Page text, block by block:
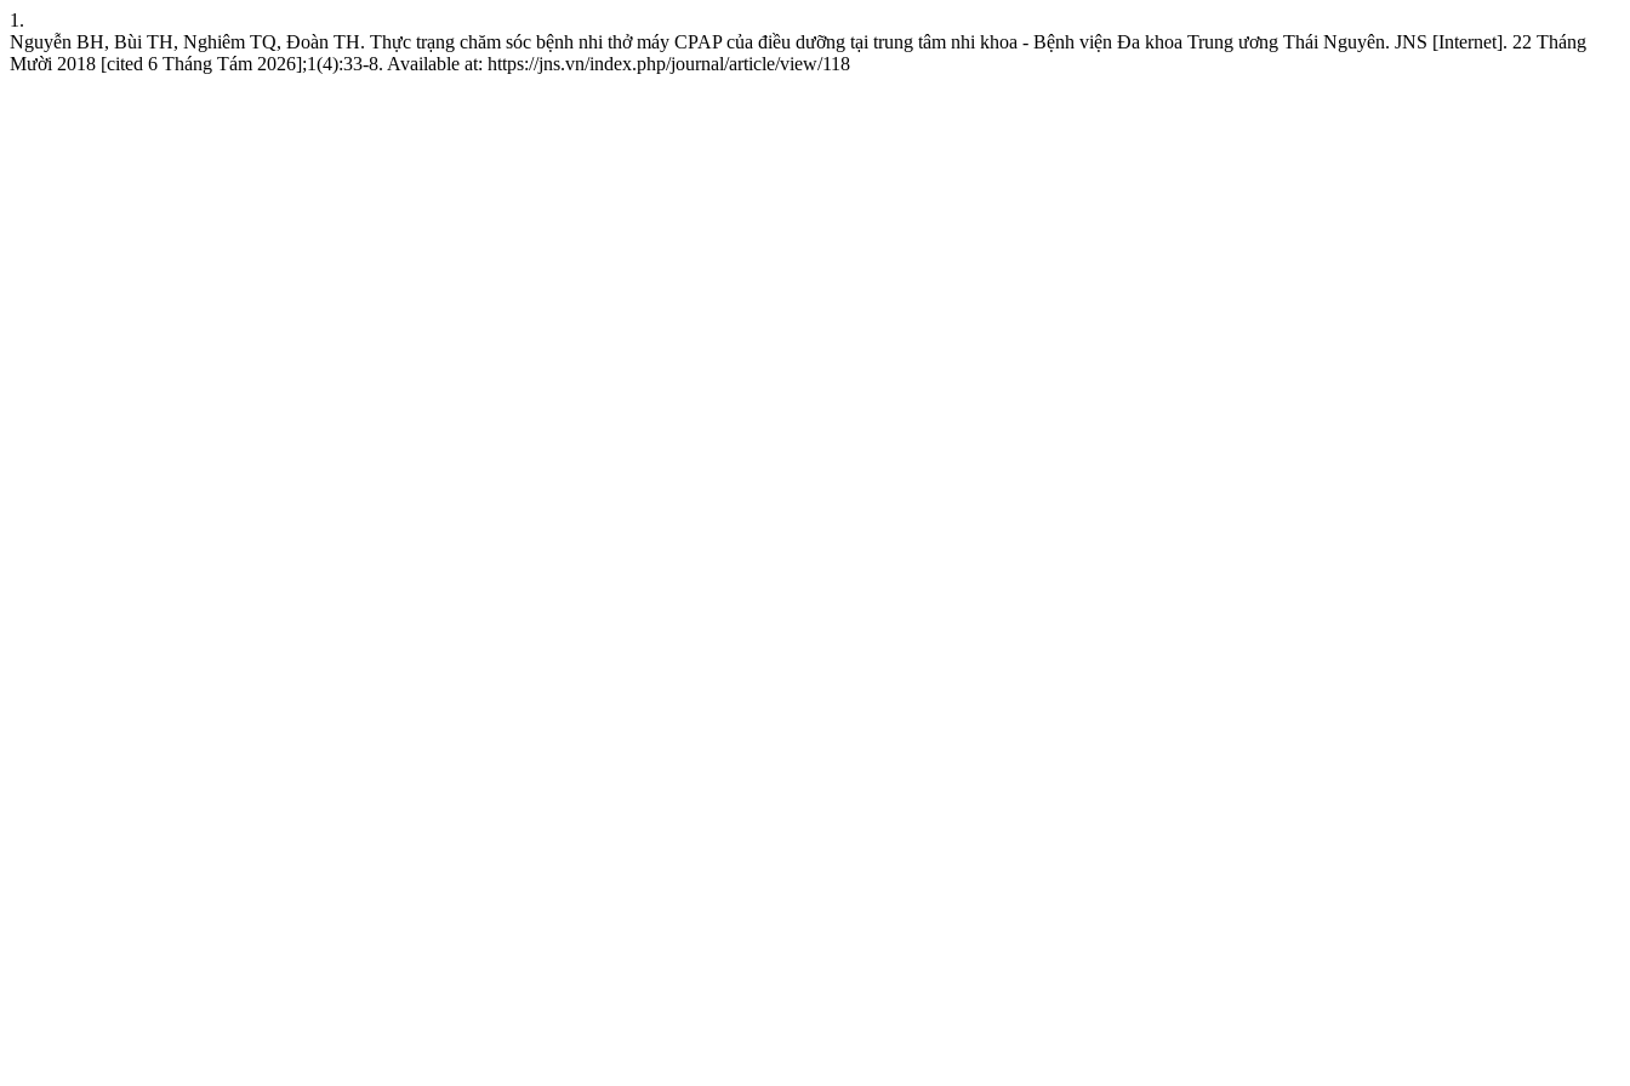
1.
Nguyễn BH, Bùi TH, Nghiêm TQ, Đoàn TH. Thực trạng chăm sóc bệnh nhi thở máy CPAP của điều dưỡng tại trung tâm nhi khoa - Bệnh viện Đa khoa Trung ương Thái Nguyên. JNS [Internet]. 22 Tháng
Mười 2018 [cited 6 Tháng Tám 2026];1(4):33-8. Available at: https://jns.vn/index.php/journal/article/view/118